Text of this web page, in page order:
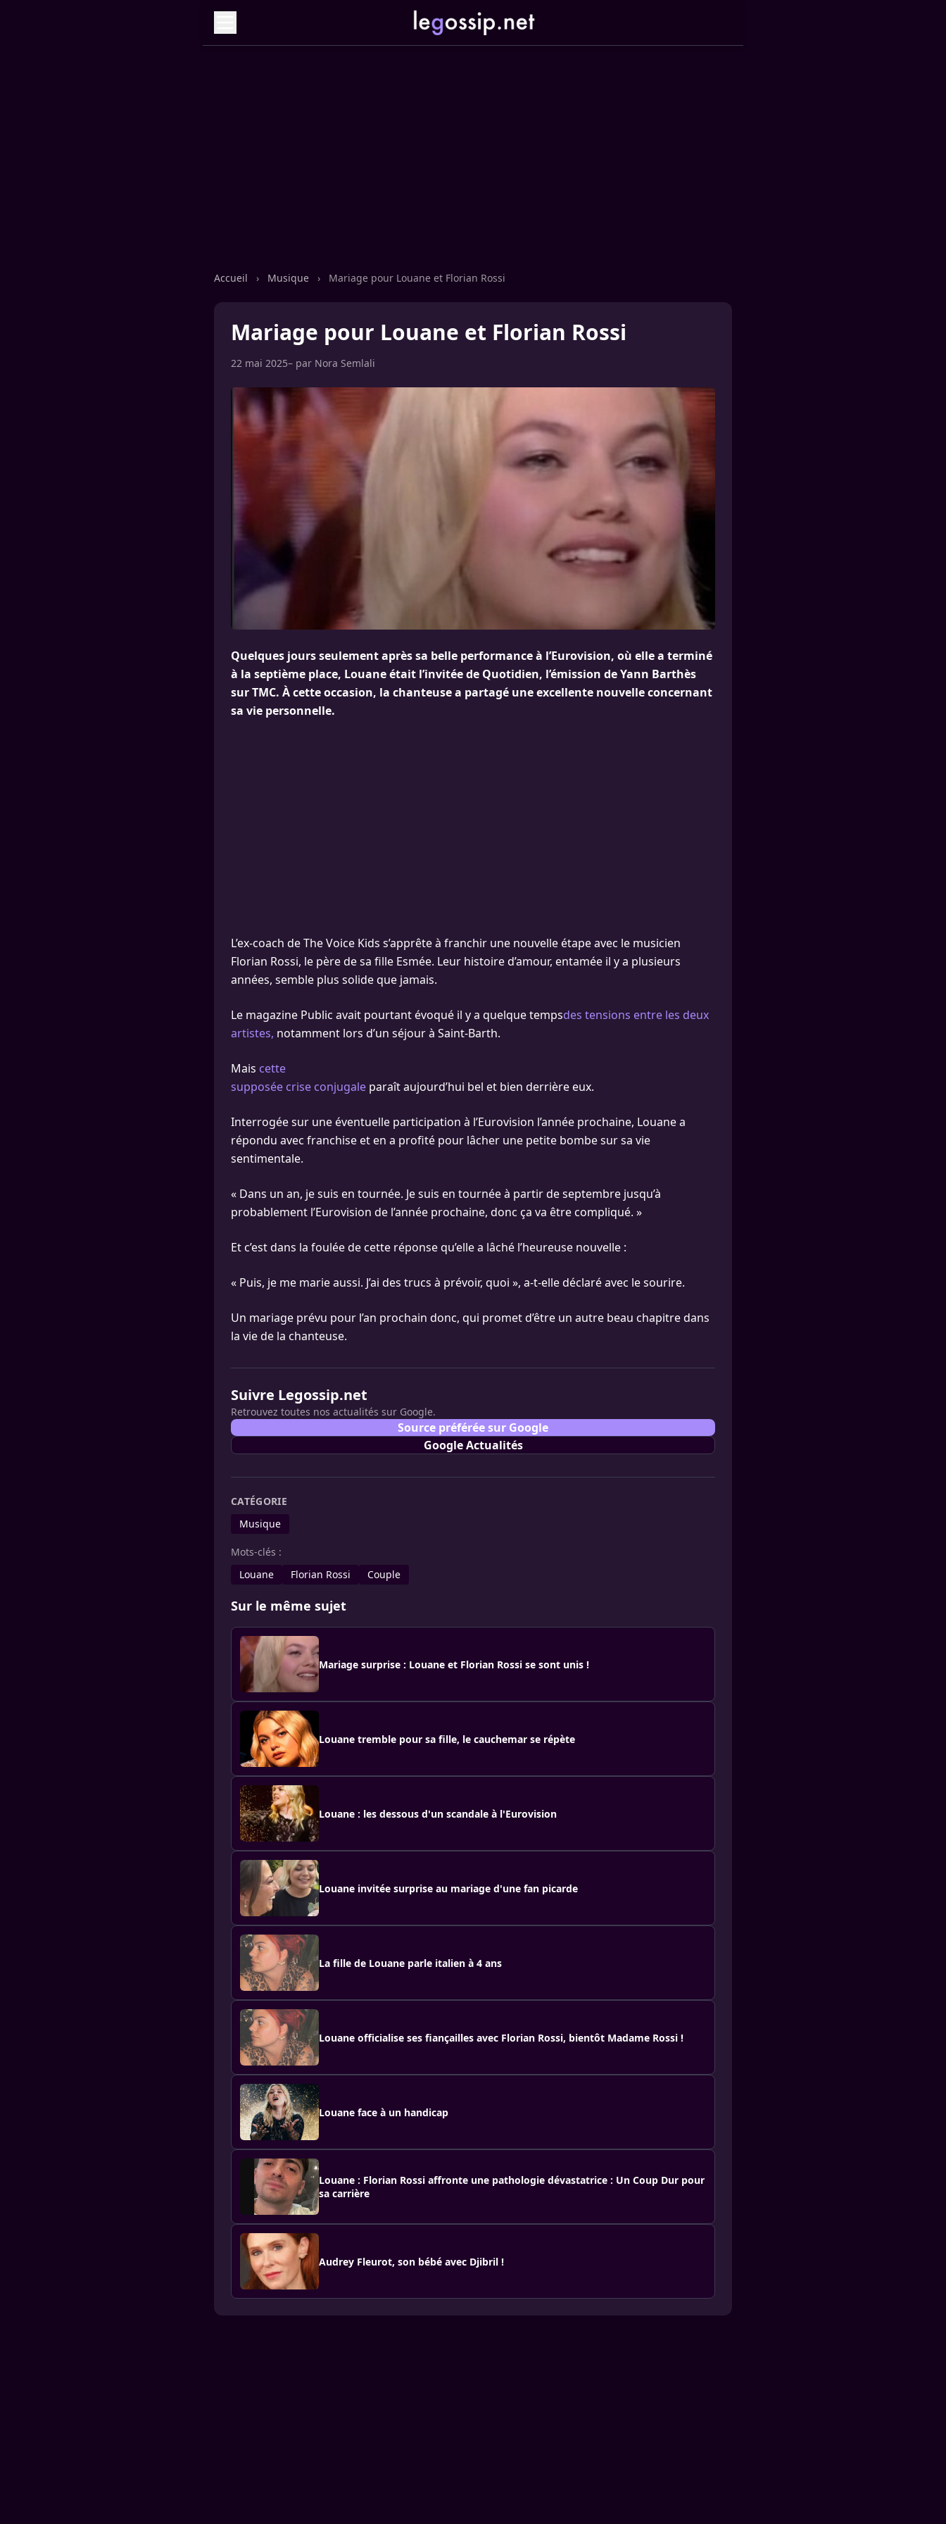
Accueil › Musique › Mariage pour Louane et Florian Rossi
Mariage pour Louane et Florian Rossi
22 mai 2025– par Nora Semlali
Quelques jours seulement après sa belle performance à l’Eurovision, où elle a terminé
à la septième place, Louane était l’invitée de Quotidien, l’émission de Yann Barthès
sur TMC. À cette occasion, la chanteuse a partagé une excellente nouvelle concernant
sa vie personnelle.
L’ex-coach de The Voice Kids s’apprête à franchir une nouvelle étape avec le musicien
Florian Rossi, le père de sa fille Esmée. Leur histoire d’amour, entamée il y a plusieurs
années, semble plus solide que jamais.
Le magazine Public avait pourtant évoqué il y a quelque tempsdes tensions entre les deux
artistes, notamment lors d’un séjour à Saint-Barth.
Mais cette
supposée crise conjugale paraît aujourd’hui bel et bien derrière eux.
Interrogée sur une éventuelle participation à l’Eurovision l’année prochaine, Louane a
répondu avec franchise et en a profité pour lâcher une petite bombe sur sa vie
sentimentale.
« Dans un an, je suis en tournée. Je suis en tournée à partir de septembre jusqu’à
probablement l’Eurovision de l’année prochaine, donc ça va être compliqué. »
Et c’est dans la foulée de cette réponse qu’elle a lâché l’heureuse nouvelle :
« Puis, je me marie aussi. J’ai des trucs à prévoir, quoi », a-t-elle déclaré avec le sourire.
Un mariage prévu pour l’an prochain donc, qui promet d’être un autre beau chapitre dans
la vie de la chanteuse.
Suivre Legossip.net
Retrouvez toutes nos actualités sur Google.
Source préférée sur Google
Google Actualités
CATÉGORIE
Musique
Mots-clés :
Louane
Florian Rossi Couple
Sur le même sujet
Mariage surprise : Louane et Florian Rossi se sont unis !
Louane tremble pour sa fille, le cauchemar se répète
Louane : les dessous d'un scandale à l'Eurovision
Louane invitée surprise au mariage d'une fan picarde
La fille de Louane parle italien à 4 ans
Louane officialise ses fiançailles avec Florian Rossi, bientôt Madame Rossi !
Louane face à un handicap
Louane : Florian Rossi affronte une pathologie dévastatrice : Un Coup Dur pour
sa carrière
Audrey Fleurot, son bébé avec Djibril !